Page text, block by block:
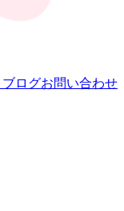
ブログお問い合わせ